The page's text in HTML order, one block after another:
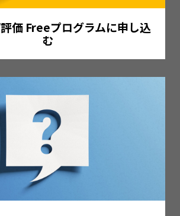
価 Freeプログラムに申し込
む